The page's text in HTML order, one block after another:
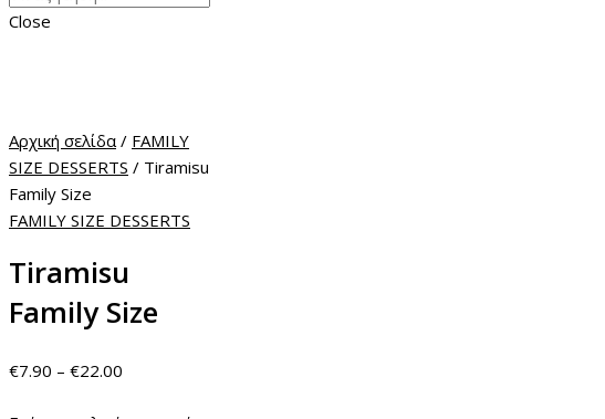
Close
Αρχική σελίδα/ FAMILY
SIZE DESSERTS / Tiramisu
Family Size
FAMILY SIZE DESSERTS
Tiramisu
Family Size
€7.90 – €22.00